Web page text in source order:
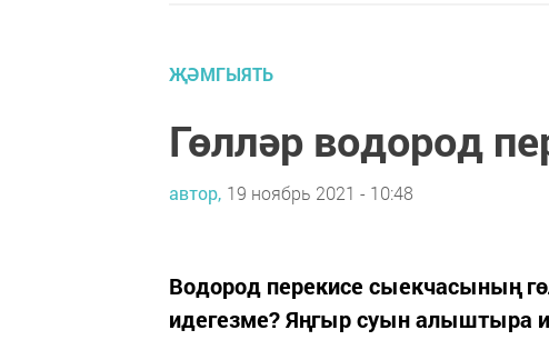
ҖӘМГЫЯТЬ
Гөлләр водород
автор, 19 ноябрь 2021 - 10:48
Водород перекисе сыекчасының
идегезме? Яңгыр суын алыштыра